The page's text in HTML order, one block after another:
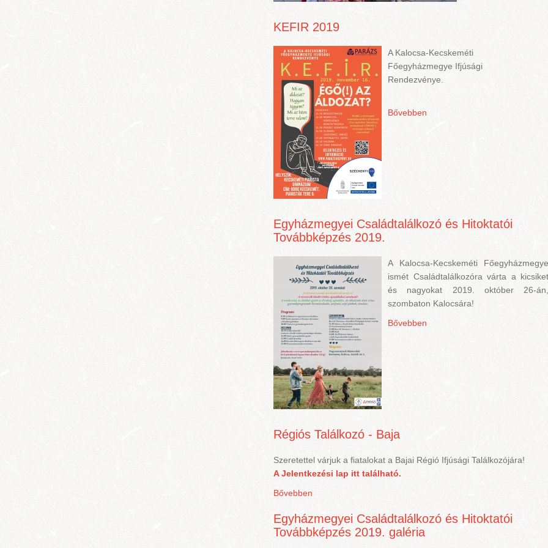
KEFIR 2019
A Kalocsa-Kecskeméti
Főegyházmegye Ifjúsági
Rendezvénye.
Bővebben
Egyházmegyei Családtalálkozó és Hitoktatói
Továbbképzés 2019.
A Kalocsa-Kecskeméti Főegyházmegye
ismét Családtalálkozóra várta a kicsiket
és nagyokat 2019. október 26-án,
szombaton Kalocsára!
Bővebben
Régiós Találkozó - Baja
Szeretettel várjuk a fiatalokat a Bajai Régió Ifjúsági Találkozójára!
A Jelentkezési lap itt található.
Bővebben
Egyházmegyei Családtalálkozó és Hitoktatói
Továbbképzés 2019. galéria